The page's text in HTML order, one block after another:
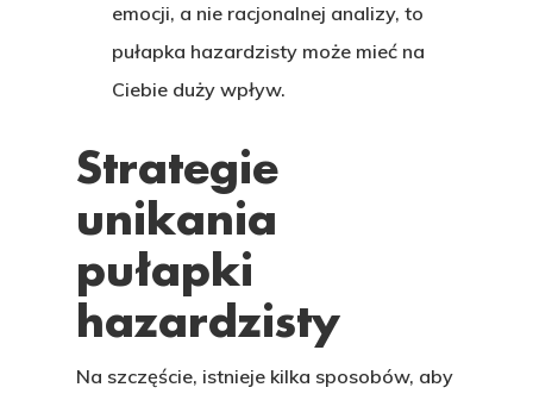
emocji, a nie racjonalnej analizy, to
pułapka hazardzisty może mieć na
Ciebie duży wpływ.
Strategie
unikania
pułapki
hazardzisty
Na szczęście, istnieje kilka sposobów, aby
CONTACTO